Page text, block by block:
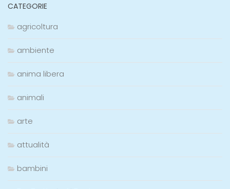
CATEGORIE
agricoltura
ambiente
anima libera
animali
arte
attualità
bambini